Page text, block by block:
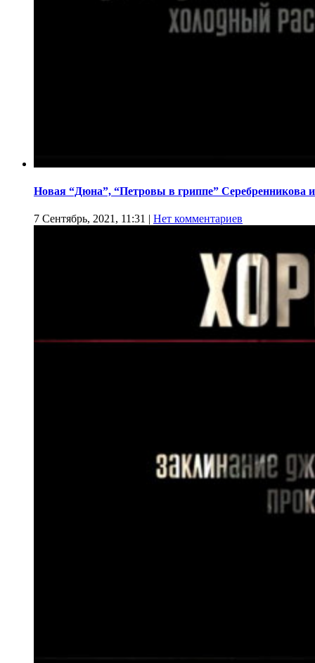
Новая “Дюна”, “Петровы в гриппе” Серебренникова
7 Сентябрь, 2021, 11:31 | Нет комментариев